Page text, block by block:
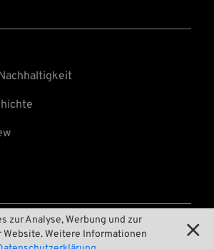
zur Analyse, Werbung und zur
Website. Weitere Informationen
